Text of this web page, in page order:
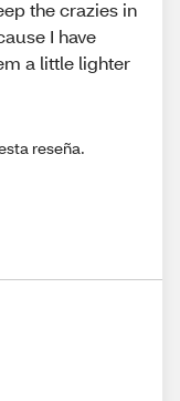
the crazies in
I have
a little lighter
reseña.